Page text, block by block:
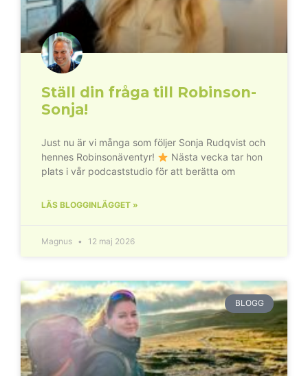
Ställ din fråga till Robinson-
Sonja!
Just nu är vi många som följer Sonja Rudqvist och
hennes Robinsonäventyr!
Nästa vecka tar hon
plats i vår podcaststudio för att berätta om
LÄS BLOGGINLÄGGET »
Magnus 12 maj 2026
BLOGG